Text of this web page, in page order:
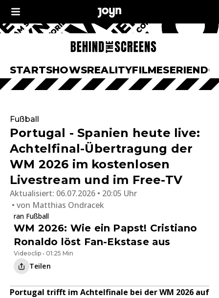
STARTSHOWSREALITYFILMESERIEN
Fußball
Portugal - Spanien heute live:
Achtelfinal-Übertragung der
WM 2026 im kostenlosen
Livestream und im Free-TV
Aktualisiert: 06.07.2026 • 20:05 Uhr
von Matthias Ondracek
ran Fußball
WM 2026: Wie ein Papst! Cristiano
Ronaldo löst Fan-Ekstase aus
Videoclip • 01:25 Min
Teilen
Portugal trifft im Achtelfinale bei der WM 2026 auf